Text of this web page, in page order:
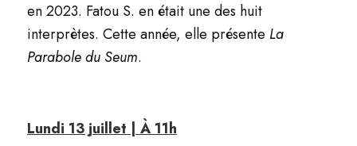
en 2023. Fatou S. en était une des huit
interprètes. Cette année, elle présente La
Parabole du Seum.
Lundi 13 juillet | À 11h